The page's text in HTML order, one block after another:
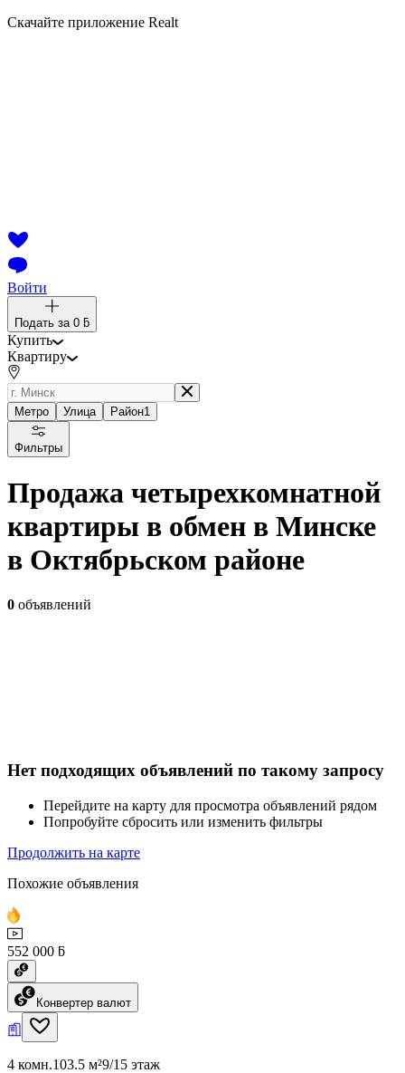
Скачайте приложение Realt
Войти
Подать за 0 ƃ
Купить
Квартиру
Метро Улица Район1
Фильтры
Продажа четырехкомнатной
квартиры в обмен в Минске
в Октябрьском районе
0 объявлений
Нет подходящих объявлений по такому запросу
Перейдите на карту для просмотра объявлений рядом
Попробуйте сбросить или изменить фильтры
Продолжить на карте
Похожие объявления
552 000 ƃ
Конвертер валют
4 комн.103.5 м²9/15 этаж